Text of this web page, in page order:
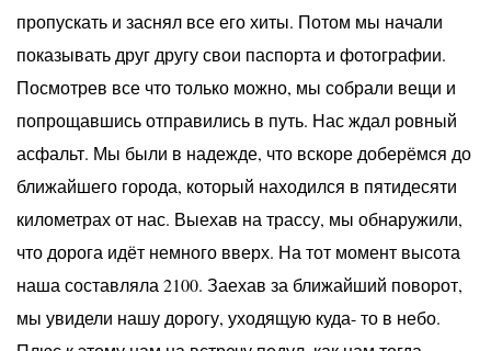
пропускать и заснял все его хиты. Потом мы начали
показывать друг другу свои паспорта и фотографии.
Посмотрев все что только можно, мы собрали вещи и
попрощавшись отправились в путь. Нас ждал ровный
асфальт. Мы были в надежде, что вскоре доберёмся до
ближайшего города, который находился в пятидесяти
километрах от нас. Выехав на трассу, мы обнаружили,
что дорога идёт немного вверх. На тот момент высота
наша составляла 2100. Заехав за ближайший поворот,
мы увидели нашу дорогу, уходящую куда- то в небо.